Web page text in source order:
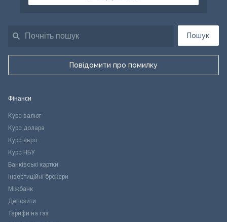
Пошук
Повідомити про помилку
Фінанси
Курс валют
Курс долара
Курс євро
Курс НБУ
Банківські картки
Інвестиційні брокери
Міжбанк
Депозити
Тарифи на газ